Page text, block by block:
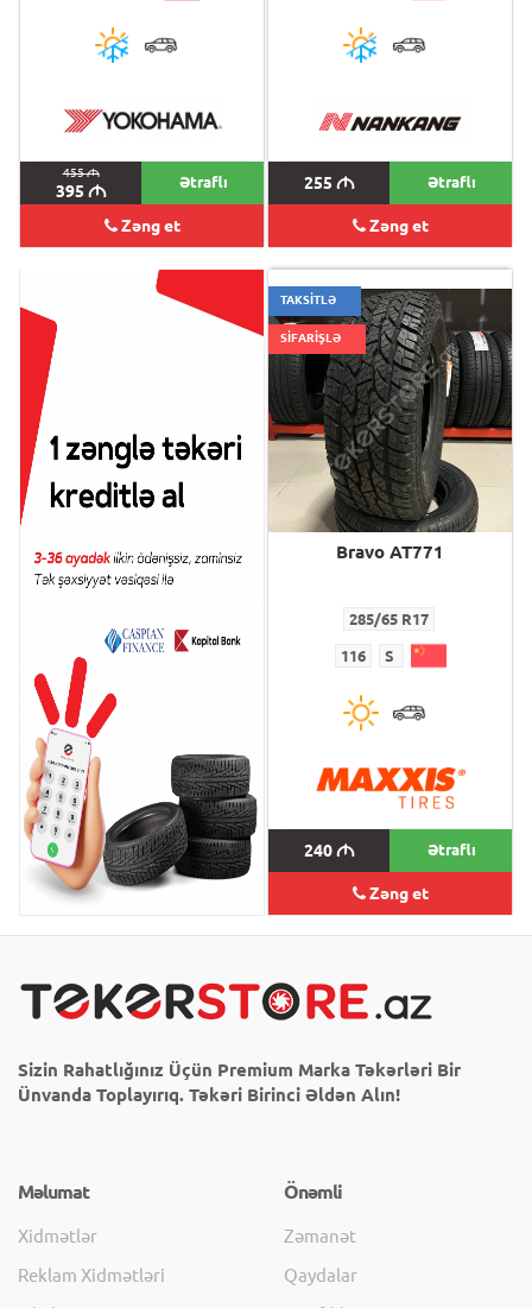
455M
395 M Ətraflı
Zəng et
255 M Ətraflı
Zəng et
Bravo AT771
116 S
240 M
TAKSİTLƏ
SİFARİŞLƏ
Bravo AT771
285/65 R17
116 S
240M Ətraflı
Zəng et
Sizin Rahatlığınız Üçün Premium Marka Təkərləri Bir
Ünvanda Toplayırıq. Təkəri Birinci Əldən Alın!
Məlumat
Xidmətlər
Reklam Xidmətləri
Önəmli
Zəmanət
Qaydalar